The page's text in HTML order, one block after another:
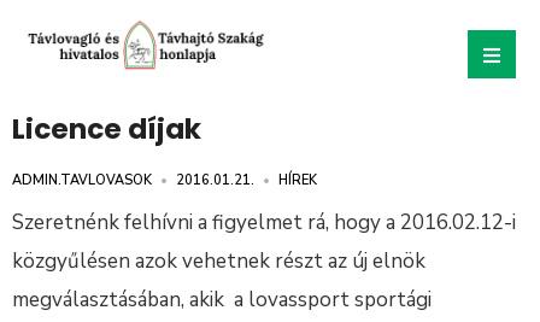
Licence díjak
ADMIN.TAVLOVASOK • 2016.01.21. • HÍREK
Szeretnénk felhívni a figyelmet rá, hogy a 2016.02.12-i
közgyűlésen azok vehetnek részt az új elnök
megválasztásában, akik a lovassport sportági